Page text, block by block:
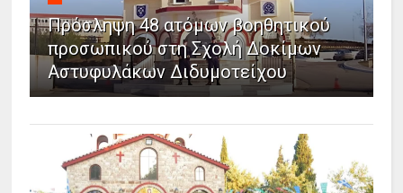
Πρόσληψη 48 ατόμων βοηθητικού
προσωπικού στη Σχολή Δοκίμων
Αστυφυλάκων Διδυμοτείχου